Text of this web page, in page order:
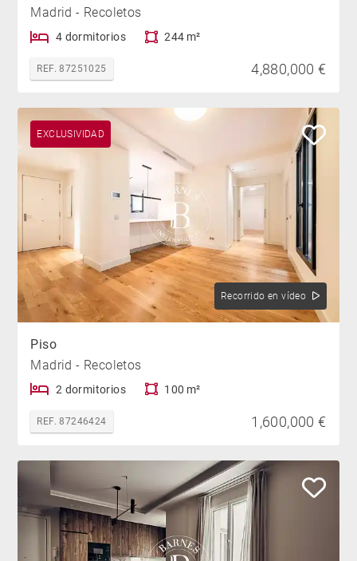
Madrid - Recoletos
4 dormitorios 244 m²
REF. 87251025 4,880,000 €
EXCLUSIVIDAD
Recorrido en vídeo
Piso
Madrid - Recoletos
2 dormitorios 100 m²
REF. 87246424 1,600,000 €